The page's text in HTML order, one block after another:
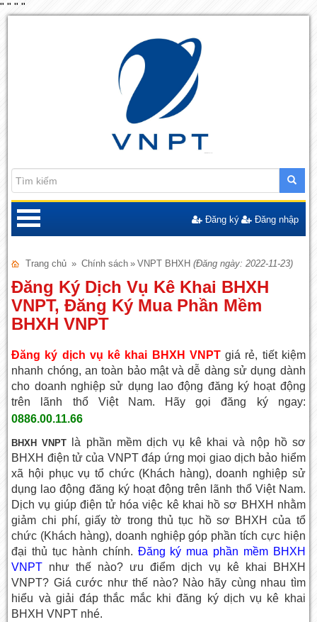
" " " "
Đăng ký Đăng nhập
Trang chủ » Chính sách » VNPT BHXH (Đăng ngày: 2022-11-23)
Đăng Ký Dịch Vụ Kê Khai BHXH
VNPT, Đăng Ký Mua Phần Mềm
BHXH VNPT
Đăng ký dịch vụ kê khai BHXH VNPTgiá rẻ, tiết kiệm
nhanh chóng, an toàn bảo mật và dễ dàng sử dụng dành
cho doanh nghiệp sử dụng lao động đăng ký hoạt động
trên lãnh thổ Việt Nam. Hãy gọi đăng ký ngay:
0886.00.11.66
BHXH VNPT là phần mềm dịch vụ kê khai và nộp hồ sơ
BHXH điện tử của VNPT đáp ứng mọi giao dịch bảo hiểm
xã hội phục vụ tổ chức (Khách hàng), doanh nghiệp sử
dụng lao động đăng ký hoạt động trên lãnh thổ Việt Nam.
Dịch vụ giúp điện tử hóa việc kê khai hồ sơ BHXH nhằm
giảm chi phí, giấy tờ trong thủ tục hồ sơ BHXH của tổ
chức (Khách hàng), doanh nghiệp góp phần tích cực hiện
đại thủ tục hành chính. Đăng ký mua phần mềm BHXH
VNPT như thế nào? ưu điểm dịch vụ kê khai BHXH
VNPT? Giá cước như thế nào? Nào hãy cùng nhau tìm
hiểu và giải đáp thắc mắc khi đăng ký dịch vụ kê khai
BHXH VNPT nhé.